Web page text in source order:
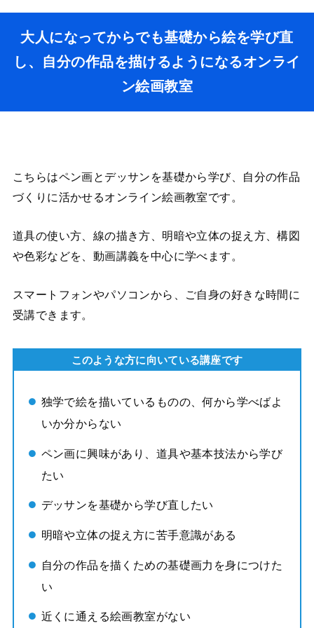
大人になってからでも基礎から絵を学び直
し、自分の作品を描けるようになるオンライ
ン絵画教室
こちらはペン画とデッサンを基礎から学び、自分の作品
づくりに活かせるオンライン絵画教室です。
道具の使い方、線の描き方、明暗や立体の捉え方、構図
や色彩などを、動画講義を中心に学べます。
スマートフォンやパソコンから、ご自身の好きな時間に
受講できます。
このような方に向いている講座です
独学で絵を描いているものの、何から学べばよ
いか分からない
ペン画に興味があり、道具や基本技法から学び
たい
デッサンを基礎から学び直したい
明暗や立体の捉え方に苦手意識がある
自分の作品を描くための基礎画力を身につけた
い
近くに通える絵画教室がない